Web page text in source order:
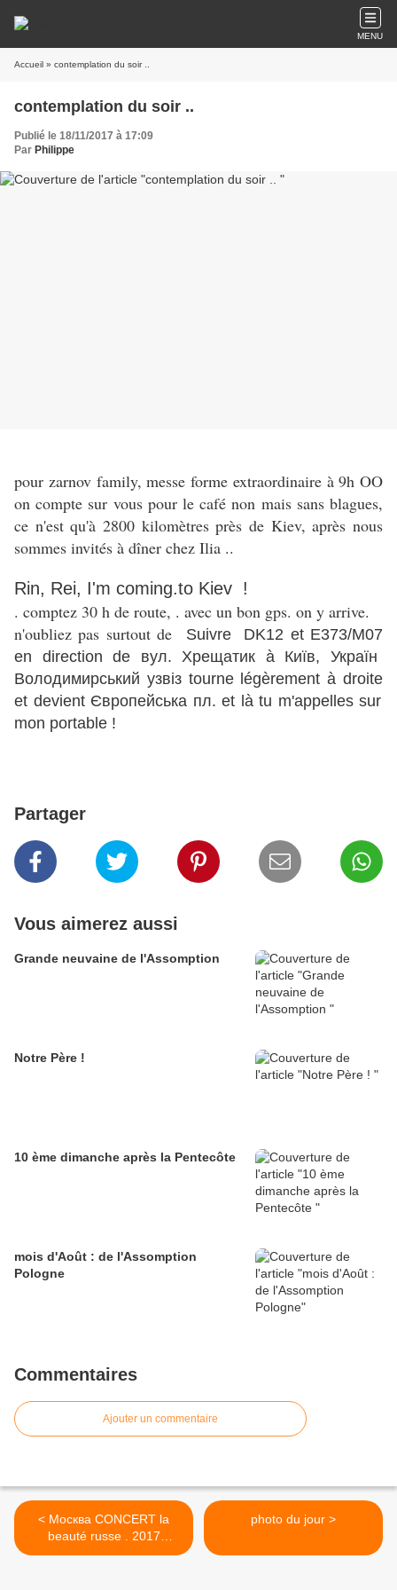
MENU
Accueil » contemplation du soir ..
contemplation du soir ..
Publié le 18/11/2017 à 17:09
Par Philippe
pour zarnov family, messe forme extraordinaire à 9h OO
on compte sur vous pour le café non mais sans blagues,
ce n'est qu'à 2800 kilomètres près de Kiev, après nous
sommes invités à dîner chez Ilia ..
Rin, Rei, I'm coming.to Kiev !
. comptez 30 h de route, . avec un bon gps. on y arrive.
n'oubliez pas surtout de
Suivre DK12 et Е373/М07
en direction de вул. Хрещатик à Київ, Україн
Володимирський узвізtourne légèrementà droite
et devient Європейська пл. et là tu m'appelles sur
mon portable !
Partager
Vous aimerez aussi
Grande neuvaine de l'Assomption
Notre Père !
10 ème dimanche après la Pentecôte
mois d'Août : de l'Assomption
Pologne
Commentaires
Ajouter un commentaire
< Москва CONCERT la
beauté russe . 2017
contemplation
photo du jour >